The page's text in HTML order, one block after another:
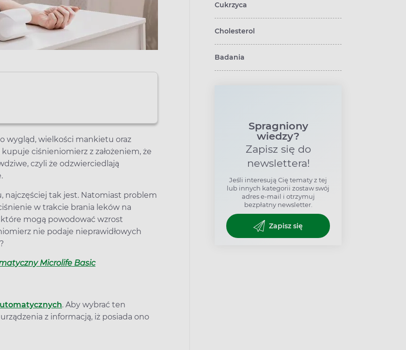
wygląd, wielkości mankietu oraz
ciśnieniomierz z założeniem, że
czyli że odzwierciedlają
najczęściej tak jest. Natomiast problem
w trakcie brania leków na
mogą powodować wzrost
nie podaje nieprawidłowych
Microlife Basic
. Aby wybrać ten
z informacją, iż posiada ono
Cukrzyca
Cholesterol
Badania
Spragniony
wiedzy?
Zapisz się do
newslettera!
Jeśli interesują Cię tematy z tej
lub innych kategorii zostaw swój
adres e-mail i otrzymuj
bezpłatny newsletter.
Zapisz się